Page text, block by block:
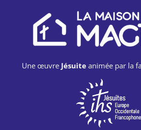
Une œuvre Jésuite animée par la